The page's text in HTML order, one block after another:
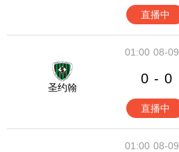
直播中
08-09
01:00
圣约翰
0 - 0
直播中
08-09
01:00